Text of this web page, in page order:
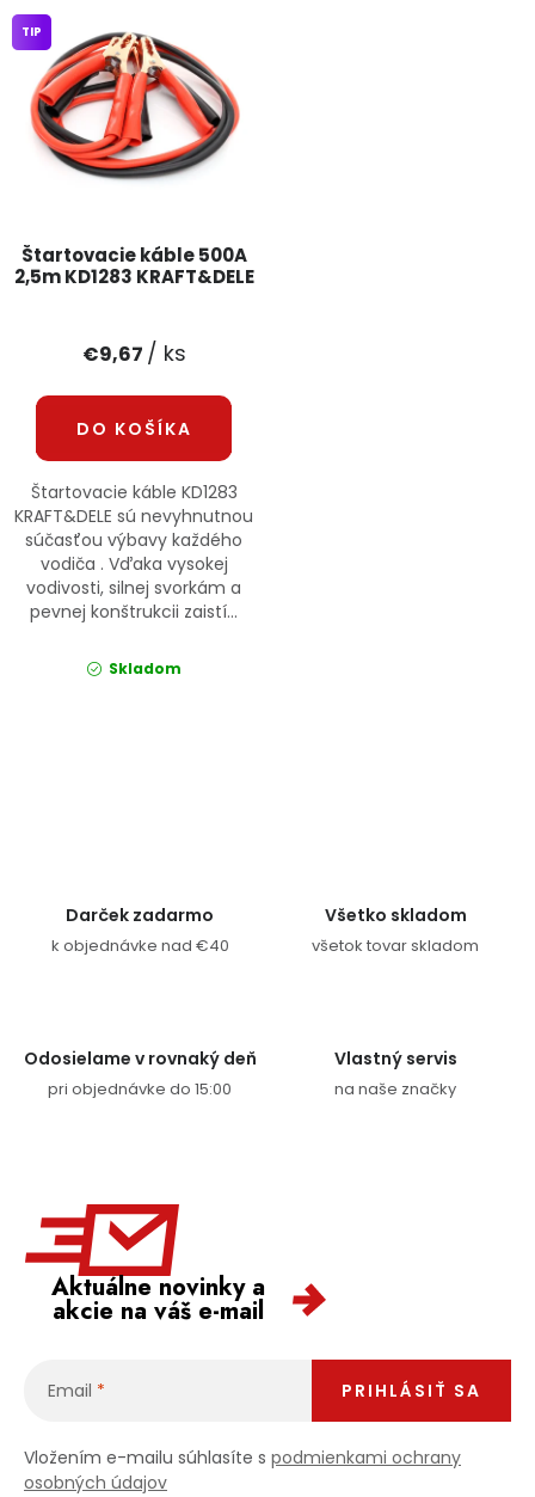
Reklamačný formulár
Obchodné podmienky
Štartovacie káble 500A
2,5m KD1283 KRAFT&DELE
TIP
€9,67 / ks
DO KOŠÍKA
Štartovacie káble KD1283
KRAFT&DELE sú nevyhnutnou
súčasťou výbavy každého
vodiča . Vďaka vysokej
vodivosti, silnej svorkám a
pevnej konštrukcii zaistí...
Skladom
Darček zadarmo
k objednávke nad €40
Všetko skladom
všetok tovar skladom
Odosielame v rovnaký deň
pri objednávke do 15:00
Vlastný servis
na naše značky
Aktuálne novinky a
akcie na váš e-mail
Email
Vložením e-mailu súhlasíte s podmienkami ochrany
osobných údajov
PRIHLÁSIŤ SA